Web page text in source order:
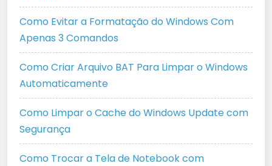
Como Evitar a Formatação do Windows Com
Apenas 3 Comandos
Como Criar Arquivo BAT Para Limpar o Windows
Automaticamente
Como Limpar o Cache do Windows Update com
Segurança
Como Trocar a Tela de Notebook com